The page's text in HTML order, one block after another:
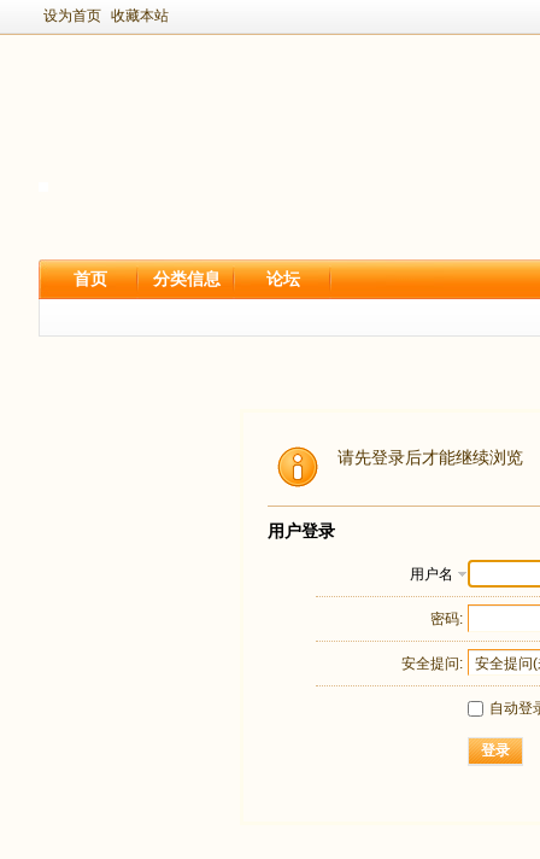
设为首页 收藏本站
首页 分类信息 论坛
请先登录后才能继续浏览
用户登录
用户名
密码:
安全提问:
自动登
登录